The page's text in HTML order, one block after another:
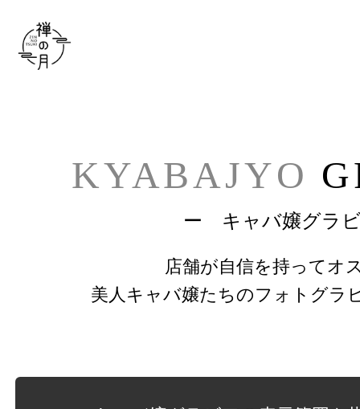
KYABAJYO
ー キャバ嬢グラ
店舗が自信を持ってオ
美人キャバ嬢たちのフォトグラ